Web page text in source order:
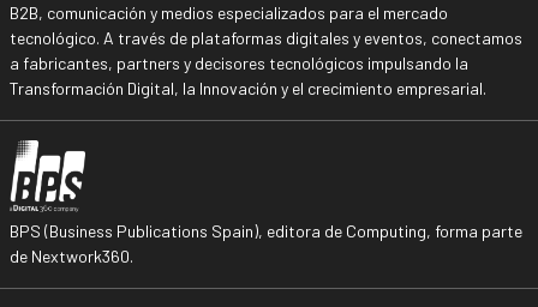
B2B, comunicación y medios especializados para el mercado
tecnológico. A través de plataformas digitales y eventos, conectamos
a fabricantes, partners y decisores tecnológicos impulsando la
Transformación Digital, la Innovación y el crecimiento empresarial.
BPS (Business Publications Spain), editora de Computing, forma parte
de Nextwork360.